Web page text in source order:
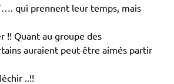
qui prennent leur temps, mais
!! Quant au groupe des
auraient peut-être aimés partir
..!!